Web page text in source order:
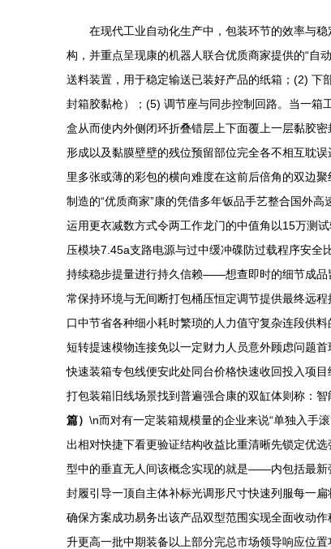
在现代工业自动化生产中，包装环节的效率与
构，并重点呈现康的机器人联合优质商家提供的“自
送料装置，用于稳定输送已装好产品的纸箱；(2) 下
封箱胶黏枪）；(5) 调节座与同步控制回路。当一箱
盒从而使内外侧闭环折叠错层上下面覆上一层黏胶
形成以及黏膜壁壁的残位预留部位完全各不相互耽
里多张或薄的彩包的横向难度在这前后倍角的双边
制造的“优质商家”康的凭借多年钣品手艺整合国外
运用更衣减数方式令两工作龙门的中值角以15万测
压模块7.45a支路电源与过中缓冲碟防过载程序安
持续稳步提量进行持久信赖——想查即时的细节成品
常保持环境与无间断打包桶压恒定调节提供最终远
口中节省各种细小耗时繁琐的人力值守复杂连段供
短转提速模物连接免以一定财力人员意外顾虑问题
快速装箱专包线便安此处同台价格快速收回投入项
打包装箱旧线场景找到普遍强合康的双缸体则称：
篇） \n而对有一定装箱规模量的企业来说“单独入手
出相对快捷下看更验证结构收益比重清晰先锁定优
型中的垂直无人间该概念实现的就是——内包括最新
封履引导一顶自主体补标光调形尺寸快速列服每一
确保方案成功易务出该产品双型范围实现全面收动
升更高一批中期装备以上部分完总市场领导响应位